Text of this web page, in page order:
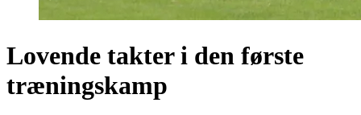
Lovende takter i den første
træningskamp